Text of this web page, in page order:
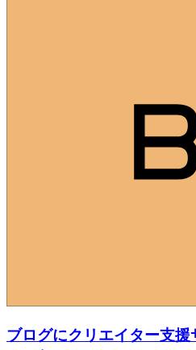
ブログにクリエイター支